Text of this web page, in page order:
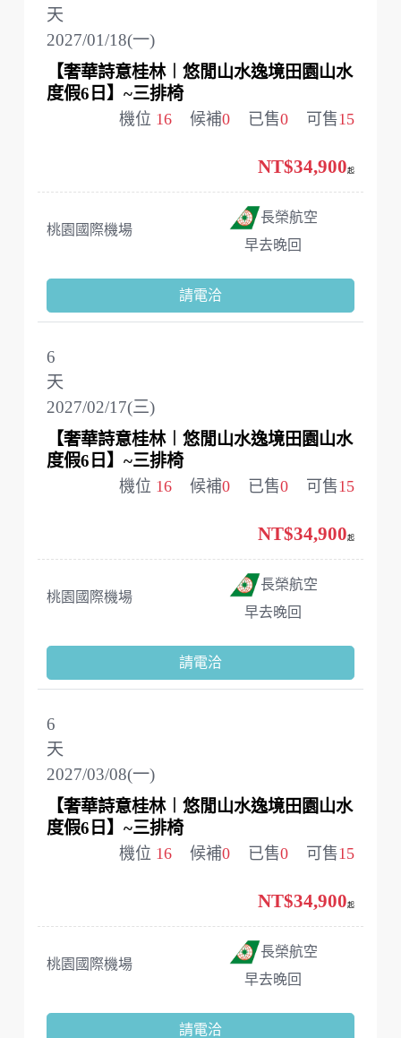
2027/01/18(一)
天
【奢華詩意桂林︱悠閒山水逸境田園山水
度假6日】~三排椅
機位 16 候補0 已售0 可售15
桃園國際機場
長榮航空
早去晚回
NT$34,900起
請電洽
2027/02/17(三)
6
天
【奢華詩意桂林︱悠閒山水逸境田園山水
度假6日】~三排椅
機位 16 候補0 已售0 可售15
桃園國際機場
長榮航空
早去晚回
NT$34,900起
請電洽
2027/03/08(一)
6
天
【奢華詩意桂林︱悠閒山水逸境田園山水
度假6日】~三排椅
機位 16 候補0 已售0 可售15
桃園國際機場
長榮航空
早去晚回
NT$34,900起
請電洽